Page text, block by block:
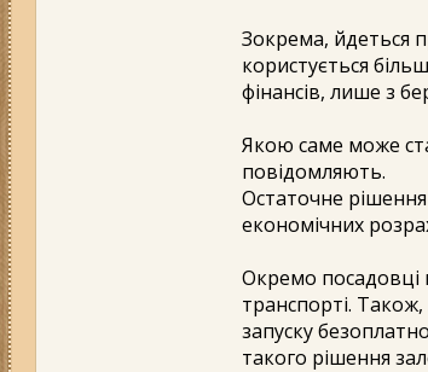
Зокрема, йдеться
користується
фінансів, лише з
Якою саме може
повідомляють.
Остаточне
економічних
Окремо
транспорті.
запуску
такого рішення